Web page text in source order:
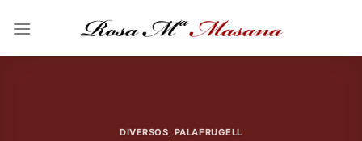
DIVERSOS PALAFRUGELL